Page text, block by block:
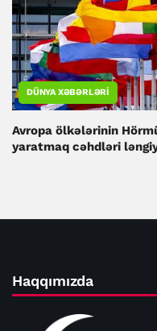
DÜNYA XƏBƏRLƏRI
Avropa ölkələrinin
yaratmaq cəhdləri
Haqqımızda